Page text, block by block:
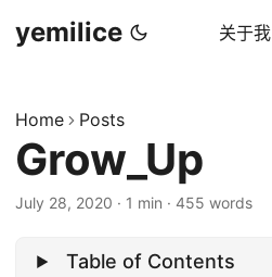
yemilice 关于我
Home Posts
Grow_Up
July 28, 2020 · 1 min · 455 words
Table of Contents